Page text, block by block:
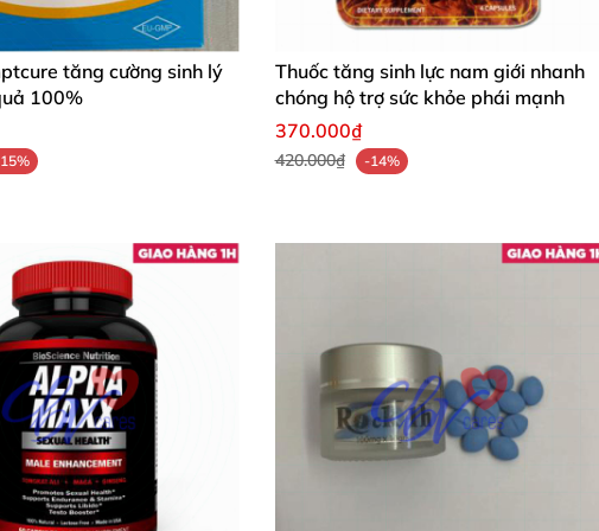
tăng sinh lực nam giới nhanh chóng hộ trợ sức khỏe phái mạnh
, tăng cường tác dụng lưu thông máu trong cơ thể
chế bệnh tậtcủa tuổi già và nâng cao năng lực chống ung thư
, kích thích nhẹ, tăng cường thể trạng
tăng cường sinh lý
100%
Thuốc tăng sinh lực nam giới nhanh
chóng hộ trợ sức khỏe phái mạnh
370.000₫
420.000₫ -14%